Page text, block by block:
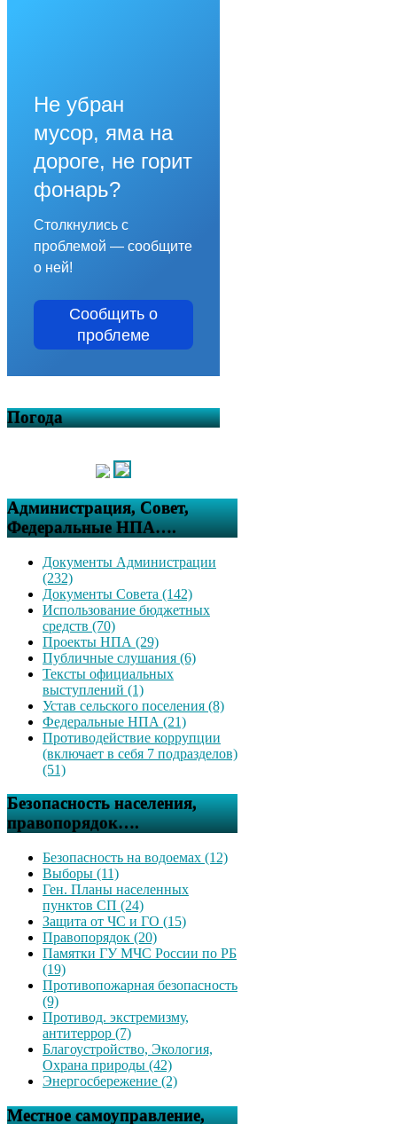
Не убран
мусор, яма на
дороге, не горит
фонарь?
Столкнулись с
проблемой — сообщите
о ней!
Сообщить о
проблеме
Погода
Администрация, Совет,
Федеральные НПА….
Документы Администрации
(232)
Документы Совета (142)
Использование бюджетных
средств (70)
Проекты НПА (29)
Публичные слушания (6)
Тексты официальных
выступлений (1)
Устав сельского поселения (8)
Федеральные НПА (21)
Противодействие коррупции
(включает в себя 7 подразделов)
(51)
Безопасность населения,
правопорядок….
Безопасность на водоемах (12)
Выборы (11)
Ген. Планы населенных
пунктов СП (24)
Защита от ЧС и ГО (15)
Правопорядок (20)
Памятки ГУ МЧС России по РБ
(19)
Противопожарная безопасность
(9)
Противод. экстремизму,
антитеррор (7)
Благоустройство, Экология,
Охрана природы (42)
Энергосбережение (2)
Местное самоуправление,